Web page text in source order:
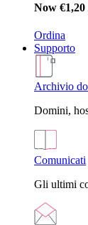
Now €1,20
Ordina
Supporto
Archivio
Domini,
Comunicati
Gli ultimi